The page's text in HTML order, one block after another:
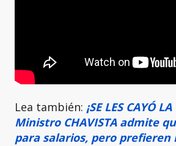
Lea también: ¡SE LES CAYÓ
Ministro CHAVISTA admite
para salarios, pero